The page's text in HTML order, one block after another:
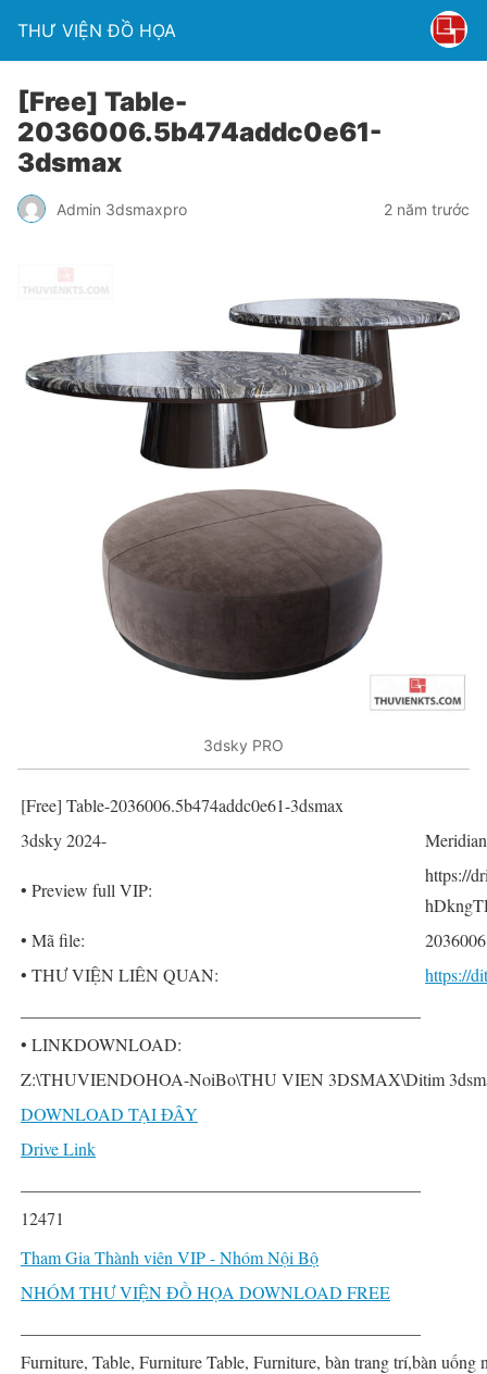
THƯ VIỆN ĐỒ HỌA
[Free] Table-
2036006.5b474addc0e61-
3dsmax
Admin 3dsmaxpro 2 năm trước
3dsky PRO
[Free] Table-2036006.5b474addc0e61-3dsmax
3dsky 2024-
• Preview full VIP:
https://
• Mã file:
• THƯ VIỆN LIÊN QUAN:
https://
• LINKDOWNLOAD:
Z:\THUVIENDOHOA-NoiBo\THU VIEN 3DSMAX\Ditim
DOWNLOAD TẠI ĐÂY
Drive Link
12471
Tham Gia Thành viên VIP - Nhóm Nội Bộ
NHÓM THƯ VIỆN ĐỒ HỌA DOWNLOAD FREE
Furniture, Table, Furniture Table, Furniture, bàn trang trí,bàn